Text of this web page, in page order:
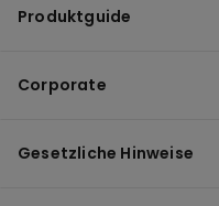
Produktguide
Corporate
Gesetzliche Hinweise